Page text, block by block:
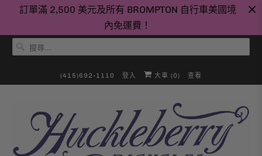
訂單滿 2,500 美元及所有 BROMPTON 自行車美國境
內免運費！
(415)692-1110 登入 大車 (0) 查看